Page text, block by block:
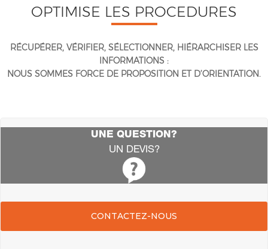
OPTIMISE LES PROCEDURES
RÉCUPÉRER, VÉRIFIER, SÉLECTIONNER, HIÉRARCHISER LES
INFORMATIONS :
NOUS SOMMES FORCE DE PROPOSITION ET D’ORIENTATION.
UNE QUESTION?
UN DEVIS?
CONTACTEZ-NOUS